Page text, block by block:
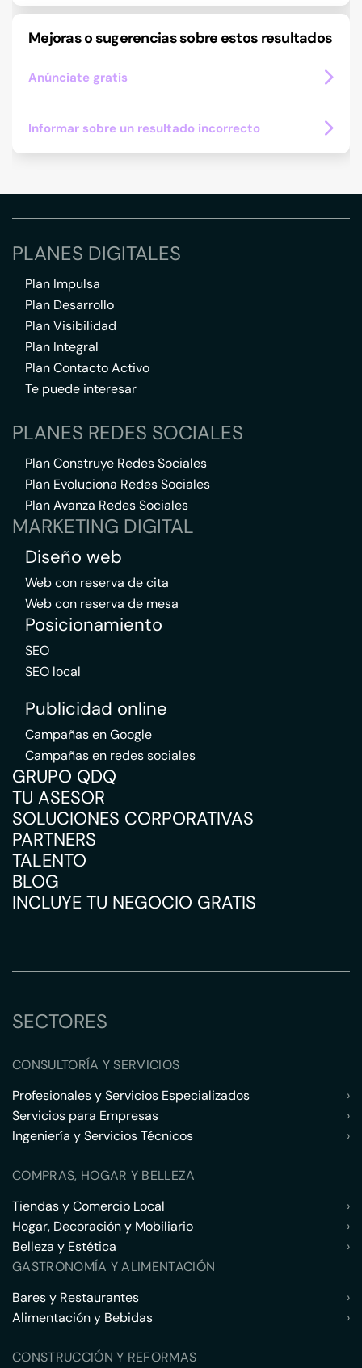
Mejoras o sugerencias sobre estos resultados
Anúnciate gratis
Informar sobre un resultado incorrecto
PLANES DIGITALES
Plan Impulsa
Plan Desarrollo
Plan Visibilidad
Plan Integral
Plan Contacto Activo
Te puede interesar
PLANES REDES SOCIALES
Plan Construye Redes Sociales
Plan Evoluciona Redes Sociales
Plan Avanza Redes Sociales
MARKETING DIGITAL
Diseño web
Web con reserva de cita
Web con reserva de mesa
Posicionamiento
SEO
SEO local
Publicidad online
Campañas en Google
Campañas en redes sociales
GRUPO QDQ
TU ASESOR
SOLUCIONES CORPORATIVAS
PARTNERS
TALENTO
BLOG
INCLUYE TU NEGOCIO GRATIS
SECTORES
CONSULTORÍA Y SERVICIOS
Profesionales y Servicios Especializados
›
Servicios para Empresas
›
Ingeniería y Servicios Técnicos
›
COMPRAS, HOGAR Y BELLEZA
Tiendas y Comercio Local
›
Hogar, Decoración y Mobiliario
›
Belleza y Estética
›
GASTRONOMÍA Y ALIMENTACIÓN
Bares y Restaurantes
›
Alimentación y Bebidas
›
CONSTRUCCIÓN Y REFORMAS